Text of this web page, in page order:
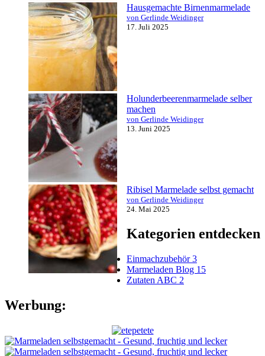
Hausgemachte Birnenmarmelade
von Gerlinde Weidinger
17. Juli 2025
Holunderbeerenmarmelade selber
machen
von Gerlinde Weidinger
13. Juni 2025
Ribisel Marmelade selbst gemacht
von Gerlinde Weidinger
24. Mai 2025
Kategorien entdecken
Einmachzubehör3
Marmeladen Blog 15
Zutaten ABC 2
Werbung: